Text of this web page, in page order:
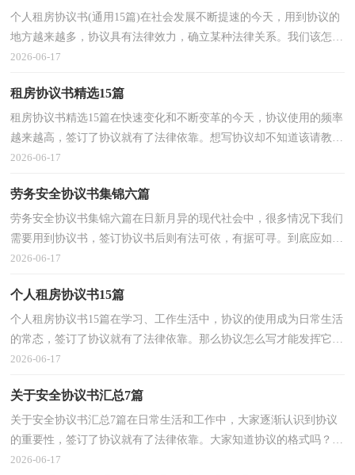
个人租房协议书(通用15篇)在社会发展不断提速的今天，用到协议的
地方越来越多，协议具有法律效力，确立某种法律关系。我们该怎么
拟定协议呢？以下是小编帮大家整理的个人租房协议书...
2026-06-17
租房协议书精选15篇
租房协议书精选15篇在快速变化和不断变革的今天，协议使用的频率
越来越高，签订了协议就有了法律依靠。想写协议却不知道该请教
谁？下面是小编帮大家整理的租房协议书，欢迎阅读，希望...
2026-06-17
劳务安全协议书集锦六篇
劳务安全协议书集锦六篇在日新月异的现代社会中，很多情况下我们
需要用到协议书，签订协议书后则有法可依，有据可寻。到底应如何
拟定协议书呢？以下是小编收集整理的劳务安全协议书...
2026-06-17
个人租房协议书15篇
个人租房协议书15篇在学习、工作生活中，协议的使用成为日常生活
的常态，签订了协议就有了法律依靠。那么协议怎么写才能发挥它最
大的作用呢？以下是小编收集整理的个人租房协议书...
2026-06-17
关于安全协议书汇总7篇
关于安全协议书汇总7篇在日常生活和工作中，大家逐渐认识到协议
的重要性，签订了协议就有了法律依靠。大家知道协议的格式吗？以
下是小编为大家整理的安全协议书7篇，仅供参考，欢迎大...
2026-06-17